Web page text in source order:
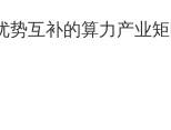
互补的算力产业矩